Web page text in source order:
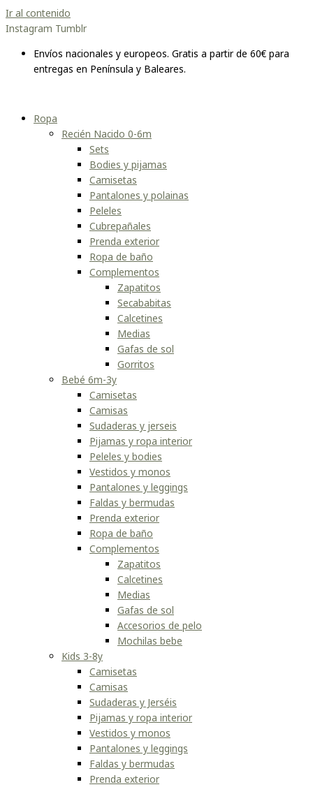
Ir al contenido
Instagram Tumblr
Envíos nacionales y europeos. Gratis a partir de 60€ para
entregas en Península y Baleares.
Ropa
Recién Nacido 0-6m
Sets
Bodies y pijamas
Camisetas
Pantalones y polainas
Peleles
Cubrepañales
Prenda exterior
Ropa de baño
Complementos
Zapatitos
Secababitas
Calcetines
Medias
Gafas de sol
Gorritos
Bebé 6m-3y
Camisetas
Camisas
Sudaderas y jerseis
Pijamas y ropa interior
Peleles y bodies
Vestidos y monos
Pantalones y leggings
Faldas y bermudas
Prenda exterior
Ropa de baño
Complementos
Zapatitos
Calcetines
Medias
Gafas de sol
Accesorios de pelo
Mochilas bebe
Kids 3-8y
Camisetas
Camisas
Sudaderas y Jerséis
Pijamas y ropa interior
Vestidos y monos
Pantalones y leggings
Faldas y bermudas
Prenda exterior